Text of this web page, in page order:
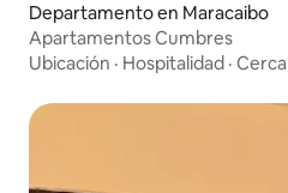
Departamento en Maracaibo
Apartamentos Cumbres
Ubicación · Hospitalidad · Cerca